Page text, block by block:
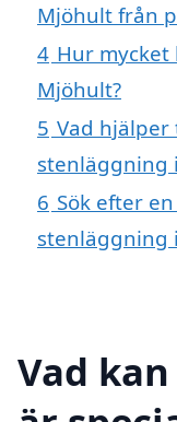
Mjöhult från
4 Hur
Mjöhult?
5 Vad
stenläggning
6 Sök efter
stenläggning
Vad